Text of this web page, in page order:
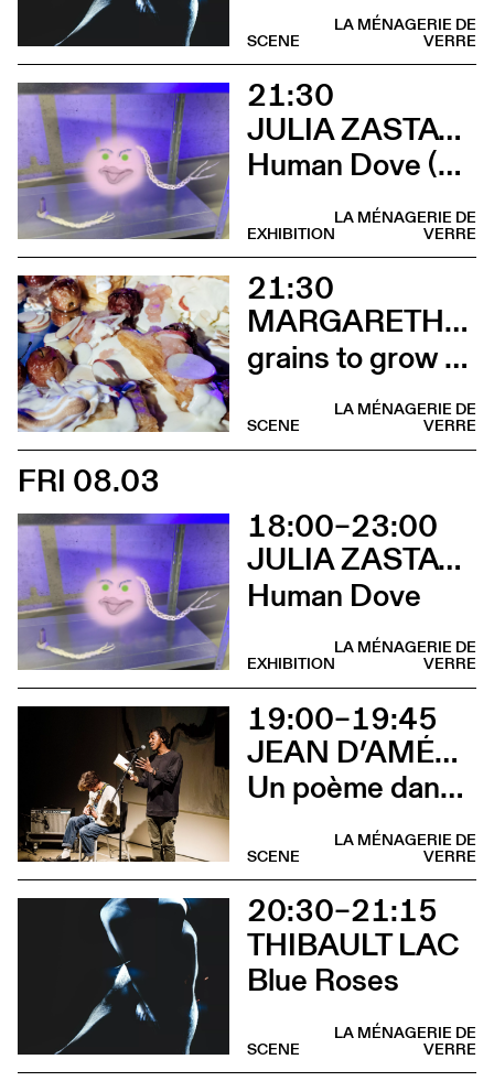
LA MÉNAGERIE DE
VERRE
SCENE
21:30
JULIA ZASTAVA
Human Dove (Vernissage)
LA MÉNAGERIE DE
VERRE
EXHIBITION
21:30
MARGARETHA JÜNGLING
grains to grow or inways of sharing (Installation comestible)
LA MÉNAGERIE DE
VERRE
SCENE
FRI 08.03
18:00–23:00
JULIA ZASTAVA
Human Dove
LA MÉNAGERIE DE
VERRE
EXHIBITION
19:00–19:45
JEAN D’AMÉRIQUE & LUCAS PRÊLEUR
Un poème dans la flaque rouge
LA MÉNAGERIE DE
VERRE
SCENE
20:30–21:15
THIBAULT LAC
Blue Roses
LA MÉNAGERIE DE
VERRE
SCENE